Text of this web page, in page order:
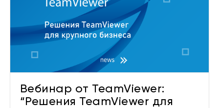
Вебинар от TeamViewer:
“Решения TeamViewer для